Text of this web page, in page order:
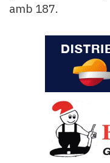
amb 187.